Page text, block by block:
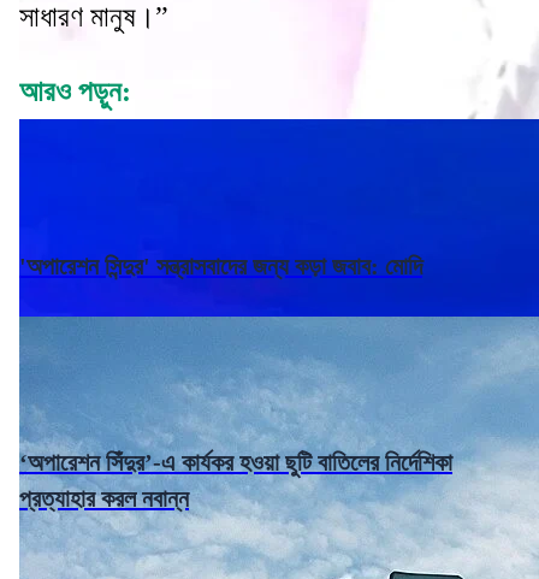
সাধারণ মানুষ।”
আরও পড়ুন:
'অপারেশন সিন্দুর' সন্ত্রাসবাদের জন্য কড়া জবাব: মোদি
‘অপারেশন সিঁদুর’-এ কার্যকর হওয়া ছুটি বাতিলের নির্দেশিকা
প্রত্যাহার করল নবান্ন